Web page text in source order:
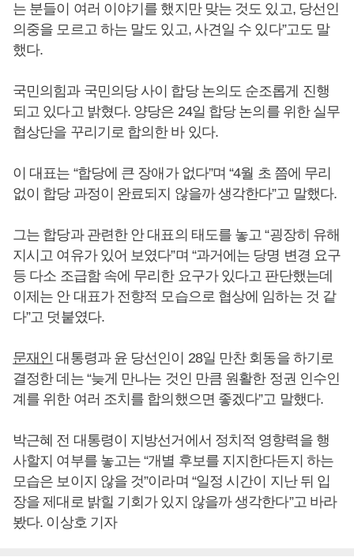
는 분들이 여러 이야기를 했지만 맞는 것도 있고, 당선인
의중을 모르고 하는 말도 있고, 사견일 수 있다”고도 말
했다.
국민의힘과 국민의당 사이 합당 논의도 순조롭게 진행
되고 있다고 밝혔다. 양당은 24일 합당 논의를 위한 실무
협상단을 꾸리기로 합의한 바 있다.
이 대표는 “합당에 큰 장애가 없다”며 “4월 초 쯤에 무리
없이 합당 과정이 완료되지 않을까 생각한다”고 말했다.
그는 합당과 관련한 안 대표의 태도를 놓고 “굉장히 유해
지시고 여유가 있어 보였다”며 “과거에는 당명 변경 요구
등 다소 조급함 속에 무리한 요구가 있다고 판단했는데
이제는 안 대표가 전향적 모습으로 협상에 임하는 것 같
다”고 덧붙였다.
문재인 대통령과 윤 당선인이 28일 만찬 회동을 하기로
결정한 데는 “늦게 만나는 것인 만큼 원활한 정권 인수인
계를 위한 여러 조치를 합의했으면 좋겠다”고 말했다.
박근혜 전 대통령이 지방선거에서 정치적 영향력을 행
사할지 여부를 놓고는 “개별 후보를 지지한다든지 하는
모습은 보이지 않을 것”이라며 “일정 시간이 지난 뒤 입
장을 제대로 밝힐 기회가 있지 않을까 생각한다”고 바라
봤다. 이상호 기자